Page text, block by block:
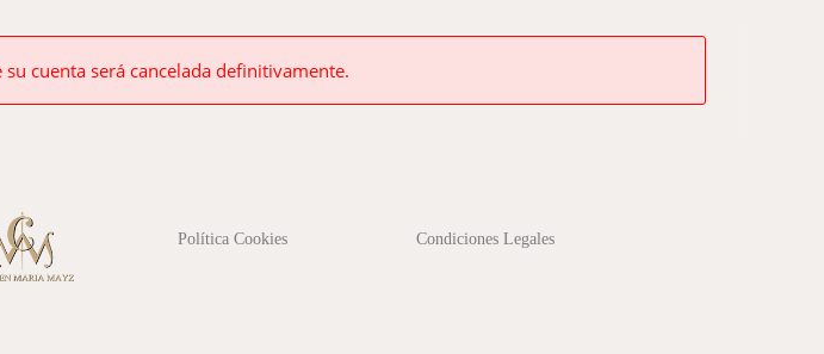
cuenta será cancelada definitivamente.
Política Cookies Condiciones Legales